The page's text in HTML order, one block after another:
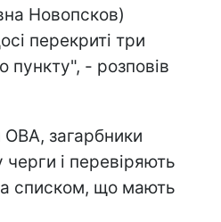
Новопсков)
перекриті три
пункту", - розповів
загарбники
черги і перевіряють
списком, що мають